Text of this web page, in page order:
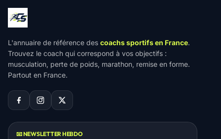
L'annuaire de référence des coachs sportifs en France.
Trouvez le coach qui correspond à vos objectifs :
musculation, perte de poids, marathon, remise en forme.
Partout en France.
📧 NEWSLETTER HEBDO